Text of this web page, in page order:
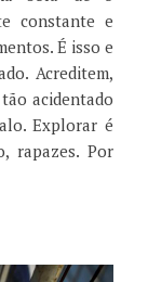
constante e
É isso e
Acreditem,
acidentado
Explorar é
rapazes. Por